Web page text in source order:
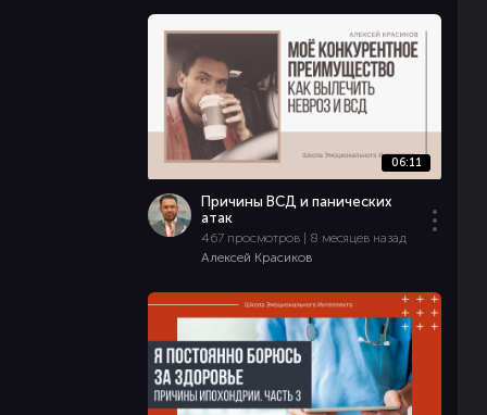
06:11
Причины ВСД и панических
атак
467 просмотров | 8 месяцев назад
Алексей Красиков